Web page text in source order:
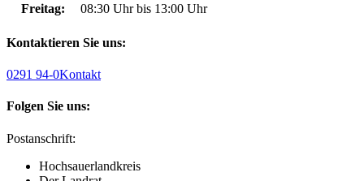
Freitag:
08:30 Uhr bis 13:00 Uhr
Kontaktieren Sie uns:
0291 94-0Kontakt
Folgen Sie uns:
Postanschrift:
Hochsauerlandkreis